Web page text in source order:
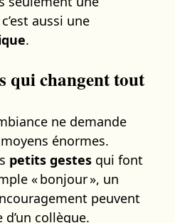
aussi une
.
qui changent tout
ne demande
énormes.
petits gestes qui font
« bonjour », un
peuvent
collègue.